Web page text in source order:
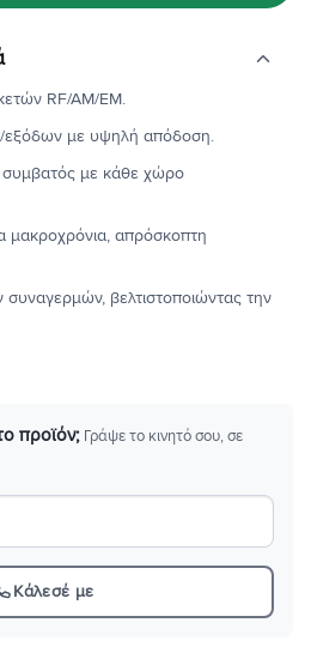
RF/AM/EM.
εξόδων με υψηλή απόδοση.
συμβατός με κάθε χώρο
μακροχρόνια, απρόσκοπτη
βελτιστοποιώντας την
προϊόν; Γράψε το κινητό σου, σε
Κάλεσέ με